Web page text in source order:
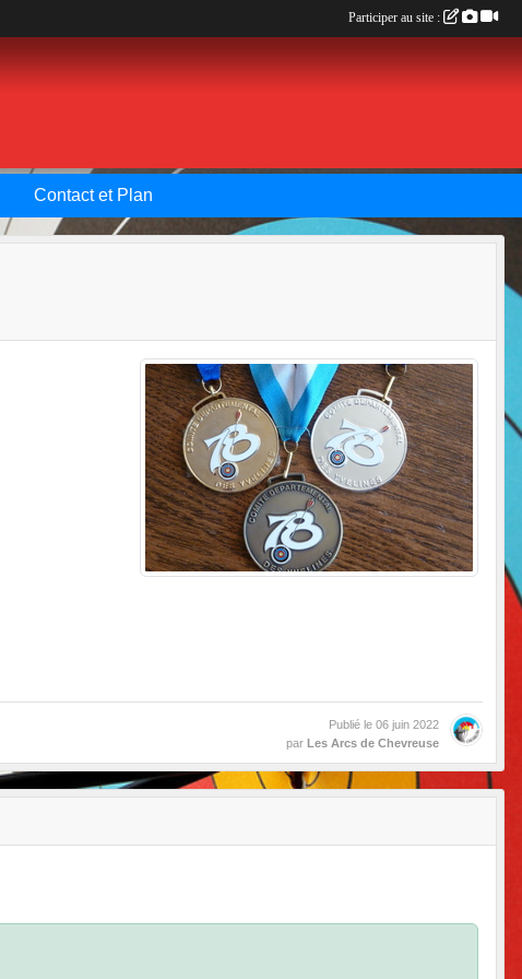
Contact et Plan
Publié le 06 juin 2022
par Les Arcs de Chevreuse
Participer au site :